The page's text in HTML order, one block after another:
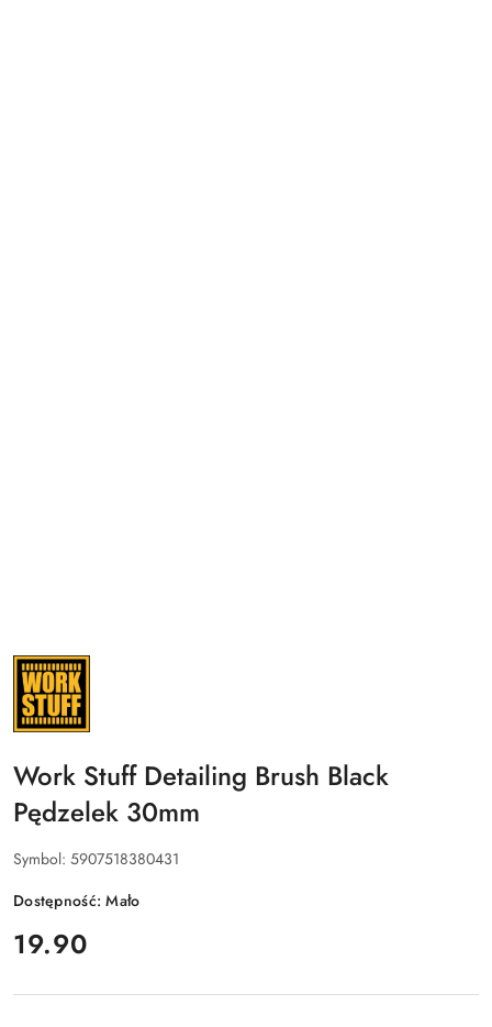
NAZWA
PRODUCENTA:
WORK
STUFF
Work Stuff Detailing Brush Black
Pędzelek 30mm
Symbol: 5907518380431
Dostępność:Mało
cena:
19.90